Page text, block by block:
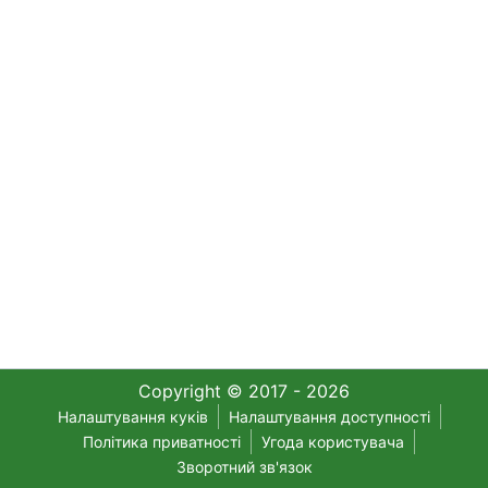
Copyright © 2017 - 2026
Налаштування куків
Налаштування доступності
Політика приватності
Угода користувача
Зворотний зв'язок